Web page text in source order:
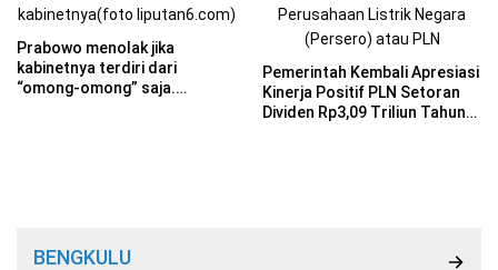
Prabowo menolak jika
kabinetnya terdiri dari
“omong-omong” saja.
Pemerintah Kembali Apresiasi
Kinerja Positif PLN Setoran
Dividen Rp3,09 Triliun Tahun
BENGKULU